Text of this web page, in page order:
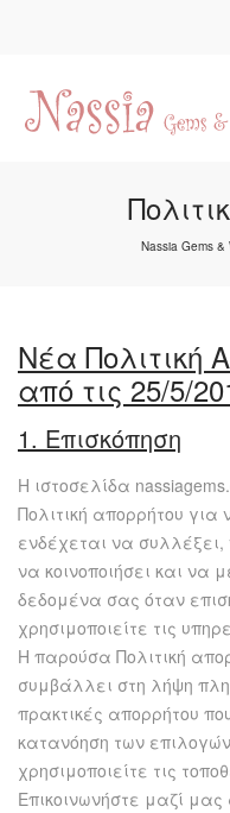
Nassia Gems &
Νέα Πολιτική
από τις 25/5/
1. Επισκόπηση
Η ιστοσελίδα
Πολιτική απορρήτου για
ενδέχεται να
να κοινοποιήσει και να
δεδομένα σας όταν
χρησιμοποιείτε τις
Η παρούσα Πολιτική
συμβάλλει στη λήψη
πρακτικές απορρήτου
κατανόηση των
χρησιμοποιείτε τις
Επικοινωνήστε μαζί